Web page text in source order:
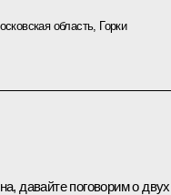
область, Горки
, давайте поговорим о двух